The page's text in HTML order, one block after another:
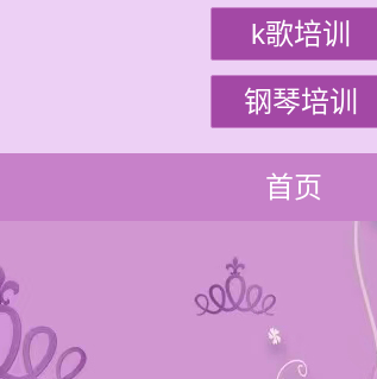
k歌培训
钢琴培训
首页